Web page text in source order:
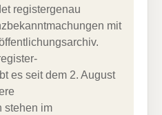
registergenau
mit
es seit dem 2. August
stehen im